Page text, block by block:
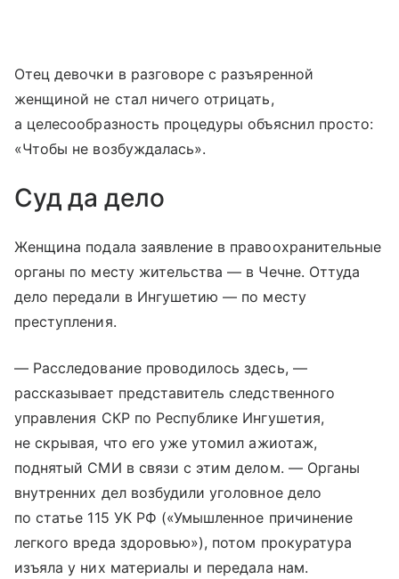
Отец девочки в разговоре с разъяренной
женщиной не стал ничего отрицать,
а целесообразность процедуры объяснил просто:
«Чтобы не возбуждалась».
Суд да дело
Женщина подала заявление в правоохранительные
органы по месту жительства — в Чечне. Оттуда
дело передали в Ингушетию — по месту
преступления.
— Расследование проводилось здесь, —
рассказывает представитель следственного
управления СКР по Республике Ингушетия,
не скрывая, что его уже утомил ажиотаж,
поднятый СМИ в связи с этим делом. — Органы
внутренних дел возбудили уголовное дело
по статье 115 УК РФ («Умышленное причинение
легкого вреда здоровью»), потом прокуратура
изъяла у них материалы и передала нам.